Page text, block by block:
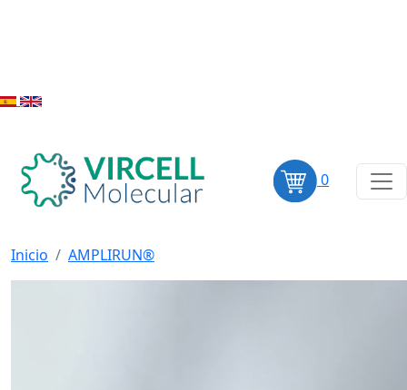
0
Inicio AMPLIRUN®